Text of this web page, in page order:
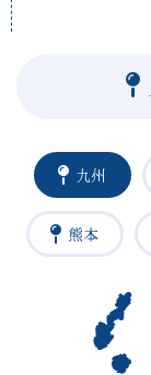
九州
熊本